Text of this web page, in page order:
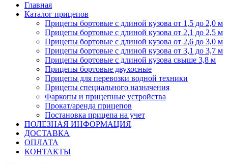
Главная
Каталог прицепов
Прицепы бортовые с длиной кузова от 1,5 до 2,0 м
Прицепы бортовые с длиной кузова от 2,1 до 2,5 м
Прицепы бортовые с длиной кузова от 2,6 до 3,0 м
Прицепы бортовые с длиной кузова от 3,1 до 3,7 м
Прицепы бортовые с длиной кузова свыше 3,8 м
Прицепы бортовые двухосные
Прицепы для перевозки водной техники
Прицепы специального назначения
Фаркопы и прицепные устройства
Прокат/аренда прицепов
Постановка прицепа на учет
ПОЛЕЗНАЯ ИНФОРМАЦИЯ
ДОСТАВКА
ОПЛАТА
КОНТАКТЫ